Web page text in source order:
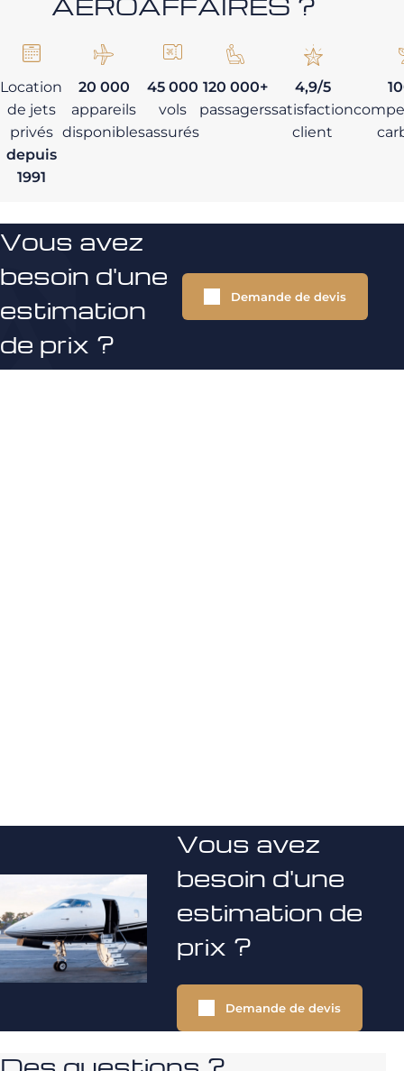
Location
de jets
privés
depuis
1991
20 000
appareils
disponibles
45 000
vols
assurés
120 000+
passagers
4,9/5
satisfaction
client
Vous avez
besoin d'une
estimation
de prix ?
Demande de devis
Vous avez
besoin d'une
estimation de
prix ?
Demande de devis